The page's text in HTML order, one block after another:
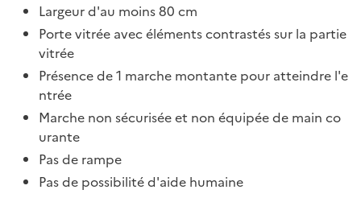
Largeur d'au moins 80 cm
Porte vitrée avec éléments contrastés sur la partie
vitrée
Présence de 1 marche montante pour atteindre l'e
ntrée
Marche non sécurisée et non équipée de main co
urante
Pas de rampe
Pas de possibilité d'aide humaine